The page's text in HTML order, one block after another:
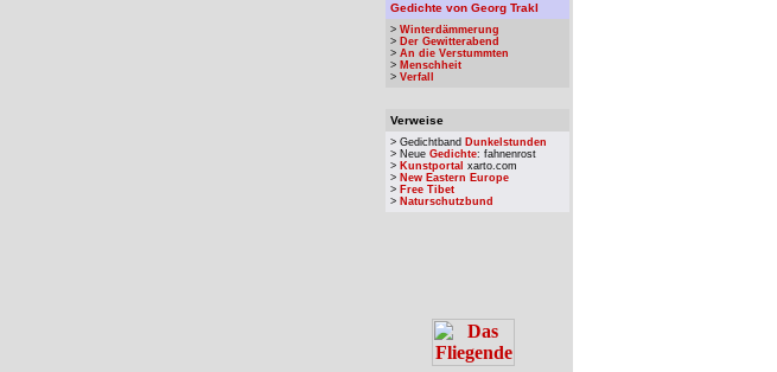
Gedichte von Georg Trakl
> Winterdämmerung
> Der Gewitterabend
> An die Verstummten
> Menschheit
> Verfall
Verweise
> Gedichtband Dunkelstunden
> Neue Gedichte: fahnenrost
> Kunstportal xarto.com
> New Eastern Europe
> Free Tibet
> Naturschutzbund